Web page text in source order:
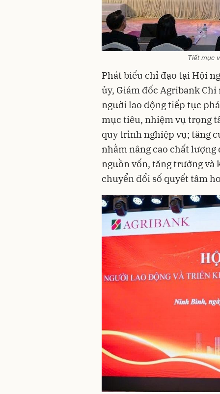
Tiết mục
Phát biểu chỉ đạo tại Hội
ủy, Giám đốc Agribank
nguời lao động tiếp tục
mục tiêu, nhiệm vụ trọng
quy trình nghiệp vụ; tăng
nhằm nâng cao chất
nguồn vốn, tăng trưởng
chuyển đổi số quyết tâm